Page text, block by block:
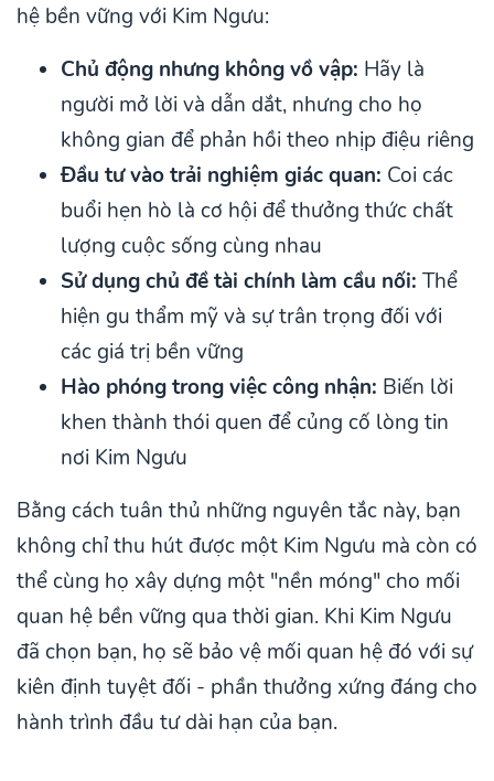
hệ bền vững với Kim Ngưu:
Chủ động nhưng không vồ vập: Hãy là
người mở lời và dẫn dắt, nhưng cho họ
không gian để phản hồi theo nhịp điệu riêng
Đầu tư vào trải nghiệm giác quan: Coi các
buổi hẹn hò là cơ hội để thưởng thức chất
lượng cuộc sống cùng nhau
Sử dụng chủ đề tài chính làm cầu nối: Thể
hiện gu thẩm mỹ và sự trân trọng đối với
các giá trị bền vững
Hào phóng trong việc công nhận: Biến lời
khen thành thói quen để củng cố lòng tin
nơi Kim Ngưu
Bằng cách tuân thủ những nguyên tắc này, bạn
không chỉ thu hút được một Kim Ngưu mà còn có
thể cùng họ xây dựng một "nền móng" cho mối
quan hệ bền vững qua thời gian. Khi Kim Ngưu
đã chọn bạn, họ sẽ bảo vệ mối quan hệ đó với sự
kiên định tuyệt đối - phần thưởng xứng đáng cho
hành trình đầu tư dài hạn của bạn.